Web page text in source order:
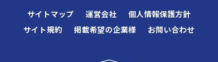
サイトマップ 運営会社
個人情報保護方針
サイト規約
掲載希望の企業様 お問い合わせ